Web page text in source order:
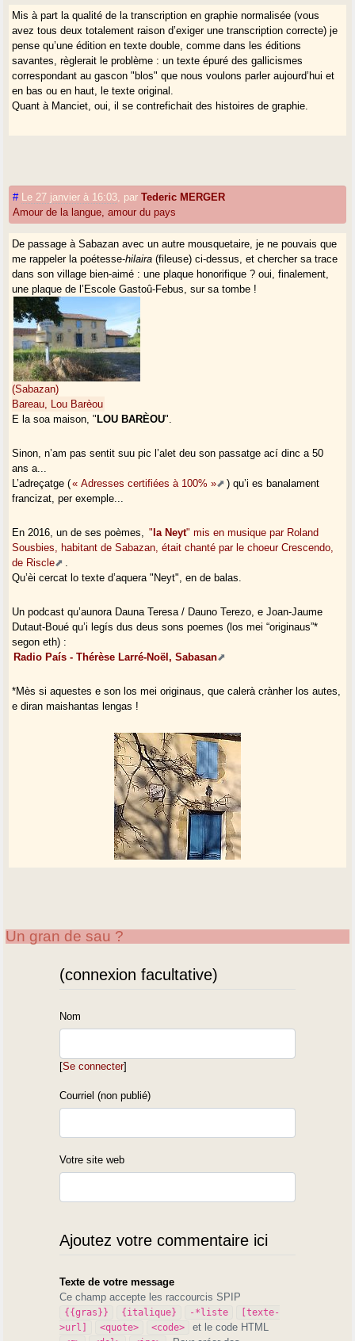
Mis à part la qualité de la transcription en graphie normalisée (vous
avez tous deux totalement raison d’exiger une transcription correcte) je
pense qu’une édition en texte double, comme dans les éditions
savantes, règlerait le problème : un texte épuré des gallicismes
correspondant au gascon "blos" que nous voulons parler aujourd’hui et
en bas ou en haut, le texte original.
Quant à Manciet, oui, il se contrefichait des histoires de graphie.
# Le 27 janvier à 16:03 parTederic MERGER
Amour de la langue, amour du pays
De passage à Sabazan avec un autre mousquetaire, je ne pouvais que
me rappeler la poétesse-hilaira (fileuse) ci-dessus, et chercher sa trace
dans son village bien-aimé : une plaque honorifique ? oui, finalement,
une plaque de l’Escole Gastoû-Febus, sur sa tombe !
(Sabazan)
Bareau, Lou Barèou
E la soa maison, " LOU BARÈOU".
Sinon, n’am pas sentit suu pic l’alet deu son passatge ací dinc a 50
ans a...
L’adreçatge (« Adresses certifiées à 100% »
) qu’i es banalament
francizat, per exemple...
En 2016, un de ses poèmes, " la Neyt" mis en musique par Roland
Sousbies, habitant de Sabazan, était chanté par le choeur Crescendo,
de Riscle
Qu’èi cercat lo texte d’aquera "Neyt", en de balas.
Un podcast qu’aunora Dauna Teresa / Dauno Terezo, e Joan-Jaume
Dutaut-Boué qu’i legís dus deus sons poemes (los mei “originaus”*
segon eth) :
Radio País - Thérèse Larré-Noël, Sabasan
*Mès si aquestes e son los mei originaus, que calerà crànher los autes,
e diran maishantas lengas !
Un gran de sau ?
(connexion facultative)
Nom
[Se connecter]
Courriel (non publié)
Votre site web
Ajoutez votre commentaire ici
Texte de votre message
Ce champ accepte les raccourcis SPIP
{{gras}} {italique} -*liste
[texte-
>url]
<quote> <code> et le code HTML